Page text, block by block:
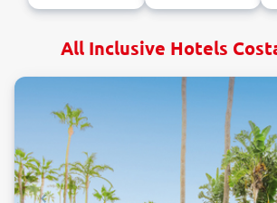
All Inclusive Hotels